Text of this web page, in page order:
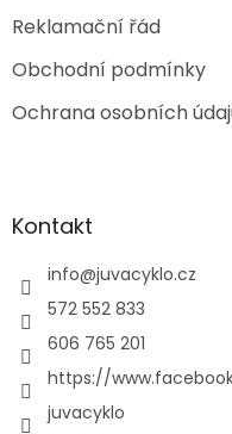
Reklamační řád
Obchodní podmínky
Ochrana osobních
Kontakt
info@juvacyklo.cz
572 552 833
606 765 201
https://
juvacyklo